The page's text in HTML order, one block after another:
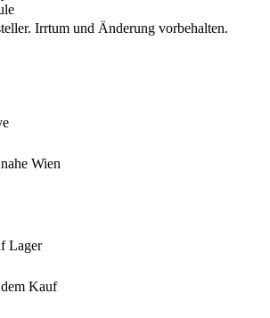
Irrtum und Änderung vorbehalten.
Wien
Lager
Kauf